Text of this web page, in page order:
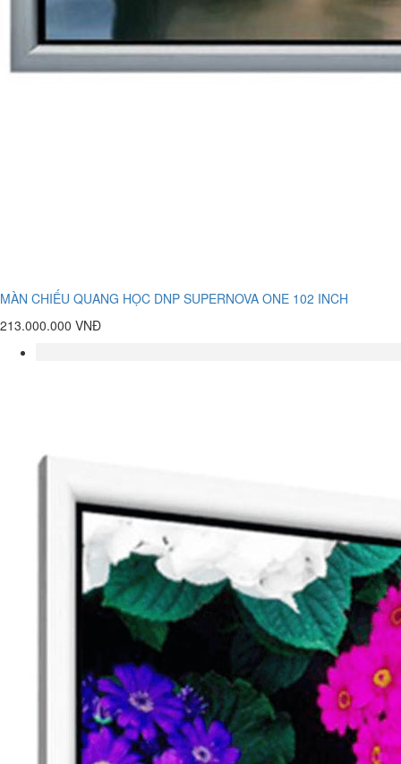
MÀN CHIẾU QUANG HỌC DNP SUPERNOVA ONE 102 INCH
213.000.000 VNĐ